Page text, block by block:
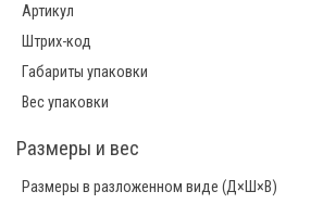
Артикул
Штрих-код
Габариты упаковки
Вес упаковки
Размеры и вес
Размеры в разложенном виде (Д×Ш×В)